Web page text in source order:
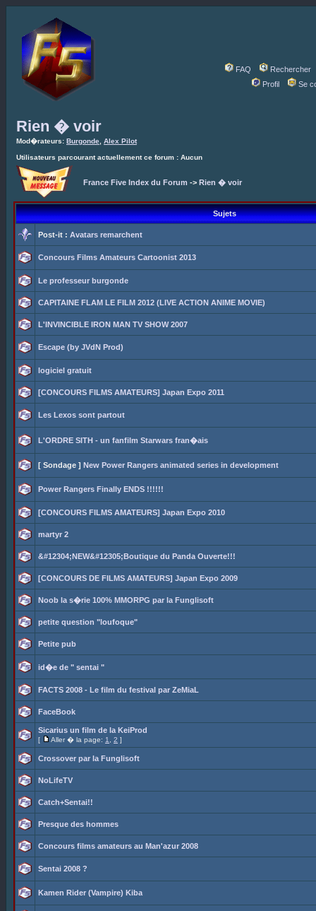
FAQ
Rechercher
Profil
Se
Rien � voir
Mod�rateurs: Burgonde Alex Pilot
Utilisateurs parcourant actuellement ce forum : Aucun
France Five Index du Forum -> Rien � voir
Sujets
Post-it : Avatars remarchent
Concours Films Amateurs Cartoonist 2013
Le professeur burgonde
CAPITAINE FLAM LE FILM 2012 (LIVE ACTION ANIME MOVIE)
L'INVINCIBLE IRON MAN TV SHOW 2007
Escape (by JVdN Prod)
logiciel gratuit
[CONCOURS FILMS AMATEURS] Japan Expo 2011
Les Lexos sont partout
L'ORDRE SITH - un fanfilm Starwars fran�ais
[ Sondage ] New Power Rangers animated series in development
Power Rangers Finally ENDS !!!!!!
[CONCOURS FILMS AMATEURS] Japan Expo 2010
martyr 2
&#12304;NEW&#12305;Boutique du Panda Ouverte!!!
[CONCOURS DE FILMS AMATEURS] Japan Expo 2009
Noob la s�rie 100% MMORPG par la Funglisoft
petite question "loufoque"
Petite pub
id�e de " sentai "
FACTS 2008 - Le film du festival par ZeMiaL
FaceBook
Sicarius un film de la KeiProd
[ Aller � la page: 1 2 ]
Crossover par la Funglisoft
NoLifeTV
Catch+Sentai!!
Presque des hommes
Concours films amateurs au Man'azur 2008
Sentai 2008 ?
Kamen Rider (Vampire) Kiba